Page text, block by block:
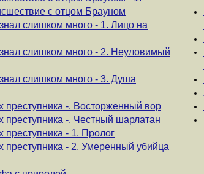
с отцом Брауном
слишком много - 1. Лицо на
слишком много - 2. Неуловимый
слишком много - 3. Душа
преступника -. Восторженный вор
преступника -. Честный шарлатан
- 1. Пролог
преступника - 2. Умеренный убийца